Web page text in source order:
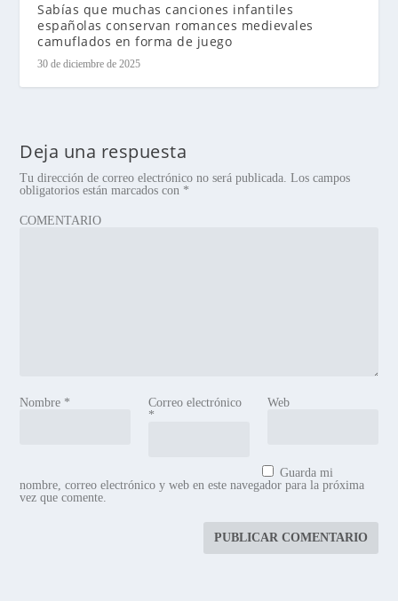
Sabías que muchas canciones infantiles
españolas conservan romances medievales
camuflados en forma de juego
30 de diciembre de 2025
Deja una respuesta
Tu dirección de correo electrónico no será publicada. Los campos
obligatorios están marcados con *
COMENTARIO
Nombre *
Correo electrónico
*
Web
Guarda mi
nombre, correo electrónico y web en este navegador para la próxima
vez que comente.